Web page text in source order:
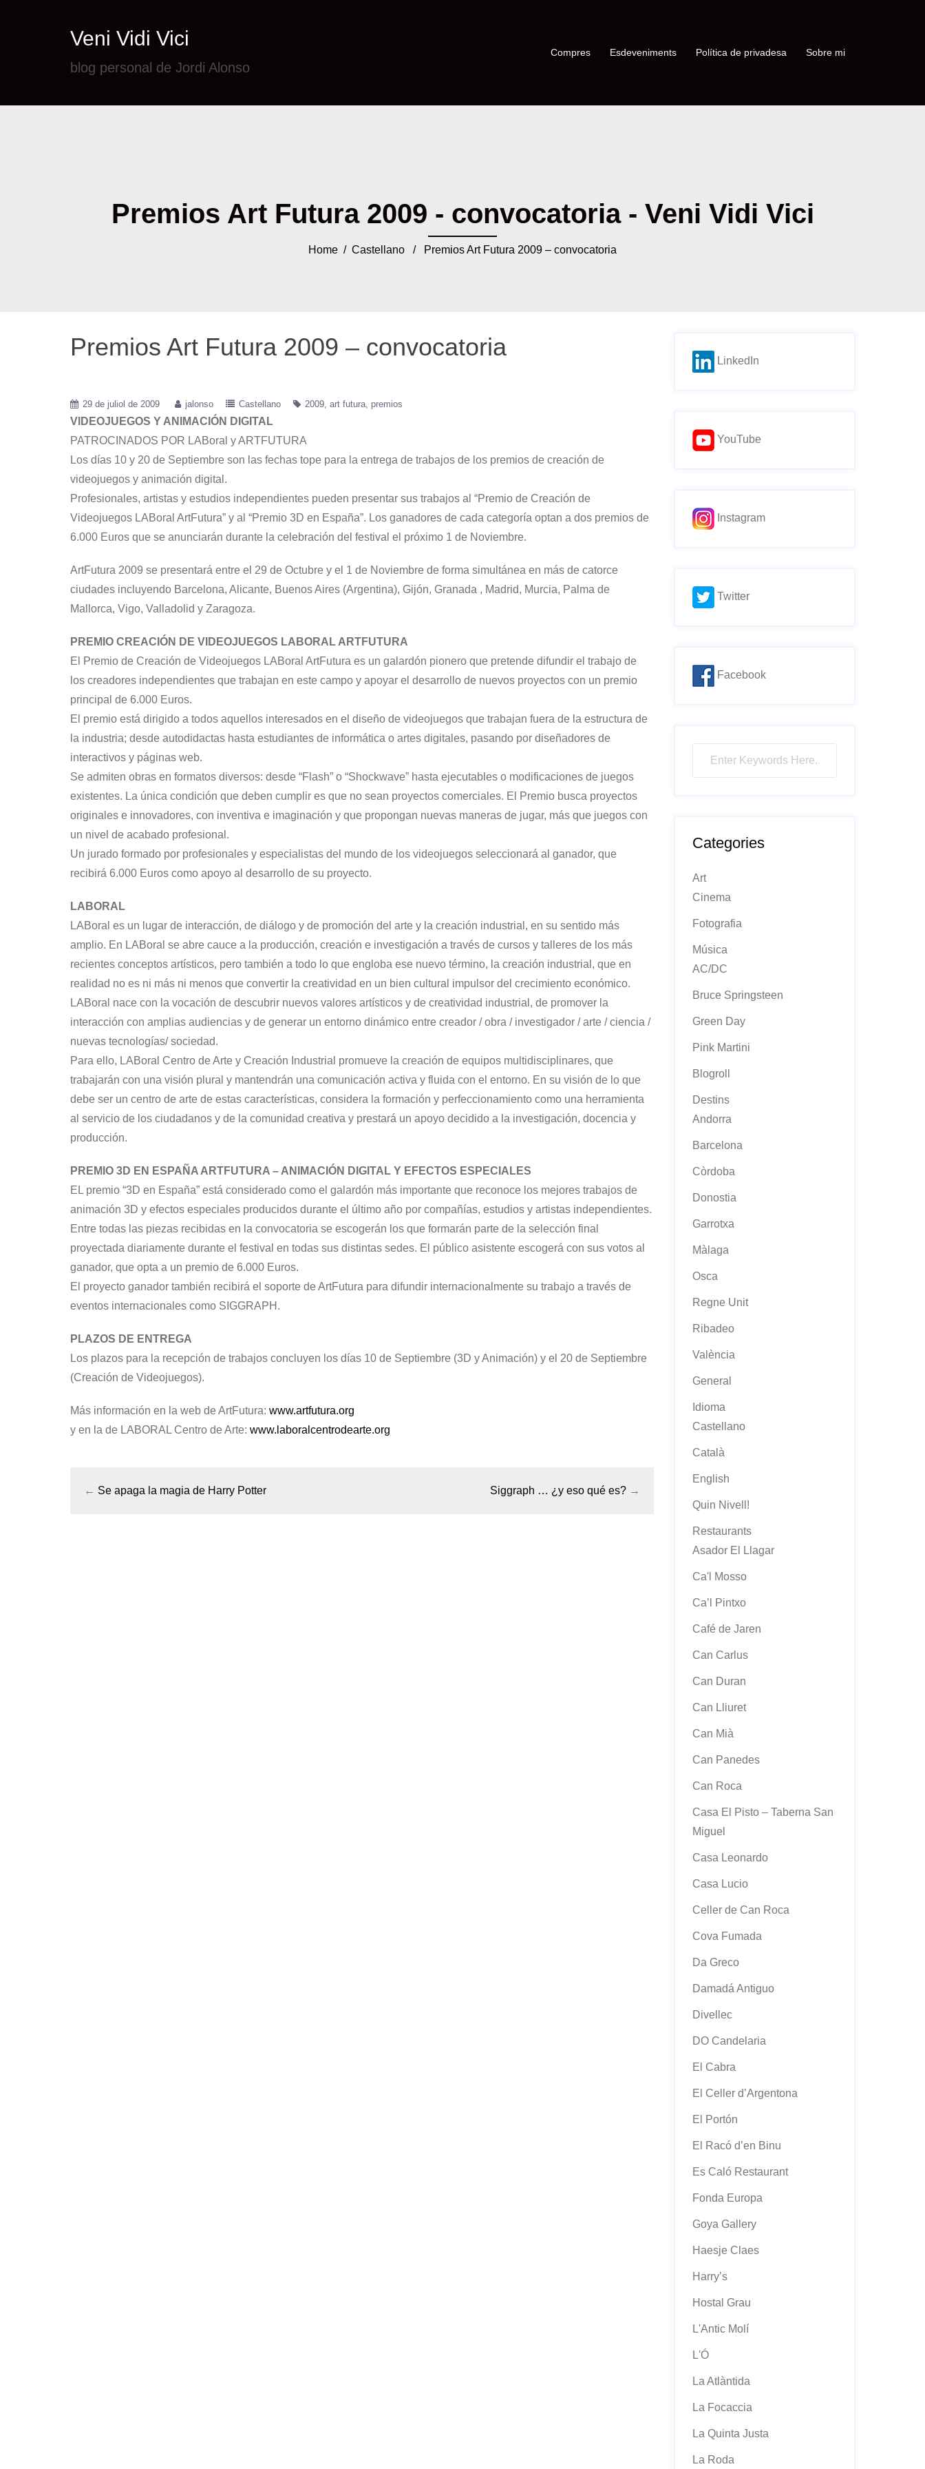
Veni Vidi Vici
blog personal de Jordi Alonso
Compres Esdeveniments Política de privadesa Sobre mi
Premios Art Futura 2009 - convocatoria - Veni Vidi Vici
Home / Castellano / Premios Art Futura 2009 – convocatoria
Premios Art Futura 2009 – convocatoria
29 de juliol de 2009 jalonso Castellano 2009 art futura premios
VIDEOJUEGOS Y ANIMACIÓN DIGITAL
PATROCINADOS POR LABoral y ARTFUTURA
Los días 10 y 20 de Septiembre son las fechas tope para la entrega de trabajos de los premios de creación de
videojuegos y animación digital.
Profesionales, artistas y estudios independientes pueden presentar sus trabajos al “Premio de Creación de
Videojuegos LABoral ArtFutura” y al “Premio 3D en España”. Los ganadores de cada categoría optan a dos premios de
6.000 Euros que se anunciarán durante la celebración del festival el próximo 1 de Noviembre.
ArtFutura 2009 se presentará entre el 29 de Octubre y el 1 de Noviembre de forma simultánea en más de catorce
ciudades incluyendo Barcelona, Alicante, Buenos Aires (Argentina), Gijón, Granada , Madrid, Murcia, Palma de
Mallorca, Vigo, Valladolid y Zaragoza.
PREMIO CREACIÓN DE VIDEOJUEGOS LABORAL ARTFUTURA
El Premio de Creación de Videojuegos LABoral ArtFutura es un galardón pionero que pretende difundir el trabajo de
los creadores independientes que trabajan en este campo y apoyar el desarrollo de nuevos proyectos con un premio
principal de 6.000 Euros.
El premio está dirigido a todos aquellos interesados en el diseño de videojuegos que trabajan fuera de la estructura de
la industria; desde autodidactas hasta estudiantes de informática o artes digitales, pasando por diseñadores de
interactivos y páginas web.
Se admiten obras en formatos diversos: desde “Flash” o “Shockwave” hasta ejecutables o modificaciones de juegos
existentes. La única condición que deben cumplir es que no sean proyectos comerciales. El Premio busca proyectos
originales e innovadores, con inventiva e imaginación y que propongan nuevas maneras de jugar, más que juegos con
un nivel de acabado profesional.
Un jurado formado por profesionales y especialistas del mundo de los videojuegos seleccionará al ganador, que
recibirá 6.000 Euros como apoyo al desarrollo de su proyecto.
LABORAL
LABoral es un lugar de interacción, de diálogo y de promoción del arte y la creación industrial, en su sentido más
amplio. En LABoral se abre cauce a la producción, creación e investigación a través de cursos y talleres de los más
recientes conceptos artísticos, pero también a todo lo que engloba ese nuevo término, la creación industrial, que en
realidad no es ni más ni menos que convertir la creatividad en un bien cultural impulsor del crecimiento económico.
LABoral nace con la vocación de descubrir nuevos valores artísticos y de creatividad industrial, de promover la
interacción con amplias audiencias y de generar un entorno dinámico entre creador / obra / investigador / arte / ciencia /
nuevas tecnologías/ sociedad.
Para ello, LABoral Centro de Arte y Creación Industrial promueve la creación de equipos multidisciplinares, que
trabajarán con una visión plural y mantendrán una comunicación activa y fluida con el entorno. En su visión de lo que
debe ser un centro de arte de estas características, considera la formación y perfeccionamiento como una herramienta
al servicio de los ciudadanos y de la comunidad creativa y prestará un apoyo decidido a la investigación, docencia y
producción.
PREMIO 3D EN ESPAÑA ARTFUTURA – ANIMACIÓN DIGITAL Y EFECTOS ESPECIALES
EL premio “3D en España” está considerado como el galardón más importante que reconoce los mejores trabajos de
animación 3D y efectos especiales producidos durante el último año por compañías, estudios y artistas independientes.
Entre todas las piezas recibidas en la convocatoria se escogerán los que formarán parte de la selección final
proyectada diariamente durante el festival en todas sus distintas sedes. El público asistente escogerá con sus votos al
ganador, que opta a un premio de 6.000 Euros.
El proyecto ganador también recibirá el soporte de ArtFutura para difundir internacionalmente su trabajo a través de
eventos internacionales como SIGGRAPH.
PLAZOS DE ENTREGA
Los plazos para la recepción de trabajos concluyen los días 10 de Septiembre (3D y Animación) y el 20 de Septiembre
(Creación de Videojuegos).
Más información en la web de ArtFutura: www.artfutura.org
y en la de LABORAL Centro de Arte: www.laboralcentrodearte.org
← Se apaga la magia de Harry Potter Siggraph … ¿y eso qué es?→
LinkedIn
YouTube
Instagram
Twitter
Facebook
Categories
Art
Cinema
Fotografia
Música
AC/DC
Bruce Springsteen
Green Day
Pink Martini
Blogroll
Destins
Andorra
Barcelona
Còrdoba
Donostia
Garrotxa
Màlaga
Osca
Regne Unit
Ribadeo
València
General
Idioma
Castellano
Català
English
Quin Nivell!
Restaurants
Asador El Llagar
Ca'l Mosso
Ca’l Pintxo
Café de Jaren
Can Carlus
Can Duran
Can Lliuret
Can Mià
Can Panedes
Can Roca
Casa El Pisto – Taberna San
Miguel
Casa Leonardo
Casa Lucio
Celler de Can Roca
Cova Fumada
Da Greco
Damadá Antiguo
Divellec
DO Candelaria
El Cabra
El Celler d’Argentona
El Portón
El Racó d’en Binu
Es Caló Restaurant
Fonda Europa
Goya Gallery
Haesje Claes
Harry’s
Hostal Grau
L'Antic Molí
L'Ó
La Atlàntida
La Focaccia
La Quinta Justa
La Roda